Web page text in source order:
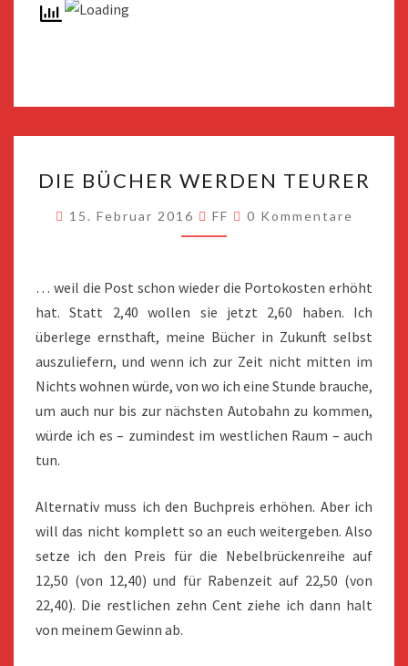
BÜCHER
WERDEN
TEURER
DIE BÜCHER WERDEN TEURER
15. Februar 2016 FF Kommentare
0 Kommentare
… weil die Post schon wieder die Portokosten erhöht
hat. Statt 2,40 wollen sie jetzt 2,60 haben. Ich
überlege ernsthaft, meine Bücher in Zukunft selbst
auszuliefern, und wenn ich zur Zeit nicht mitten im
Nichts wohnen würde, von wo ich eine Stunde brauche,
um auch nur bis zur nächsten Autobahn zu kommen,
würde ich es – zumindest im westlichen Raum – auch
tun.
Alternativ muss ich den Buchpreis erhöhen. Aber ich
will das nicht komplett so an euch weitergeben. Also
setze ich den Preis für die Nebelbrückenreihe auf
12,50 (von 12,40) und für Rabenzeit auf 22,50 (von
22,40). Die restlichen zehn Cent ziehe ich dann halt
von meinem Gewinn ab.